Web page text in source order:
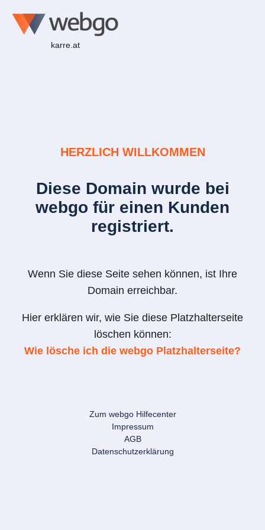
karre.at
HERZLICH WILLKOMMEN
Diese Domain wurde bei
webgo für einen Kunden
registriert.
Wenn Sie diese Seite sehen können, ist Ihre
Domain erreichbar.
Hier erklären wir, wie Sie diese Platzhalterseite
löschen können:
Wie lösche ich die webgo Platzhalterseite?
Zum webgo Hilfecenter
Impressum
AGB
Datenschutzerklärung